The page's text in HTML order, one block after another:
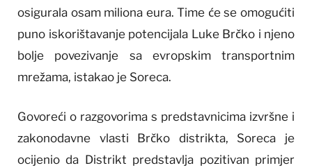
osigurala osam miliona eura. Time će se omogućiti
puno iskorištavanje potencijala Luke Brčko i njeno
bolje povezivanje sa evropskim transportnim
mrežama, istakao je Soreca.
Govoreći o razgovorima s predstavnicima izvršne i
zakonodavne vlasti Brčko distrikta, Soreca je
ocijenio da Distrikt predstavlja pozitivan primjer